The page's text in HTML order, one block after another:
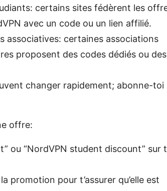
certains sites fédèrent les
avec un code ou un lien affilié.
associatives: certaines associations
proposent des codes dédiés ou
changer rapidement; abonne-toi
offre:
ou “NordVPN student discount” sur
promotion pour t’assurer qu’elle est